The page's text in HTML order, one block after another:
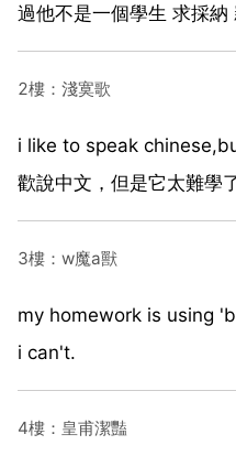
過他不是一個學生 求採納
2樓：淺寞歌
i like to speak
歡說中文，但是它太難學了
3樓：w魔a獸
my homework is using
i can't.
4樓：皇甫潔豔